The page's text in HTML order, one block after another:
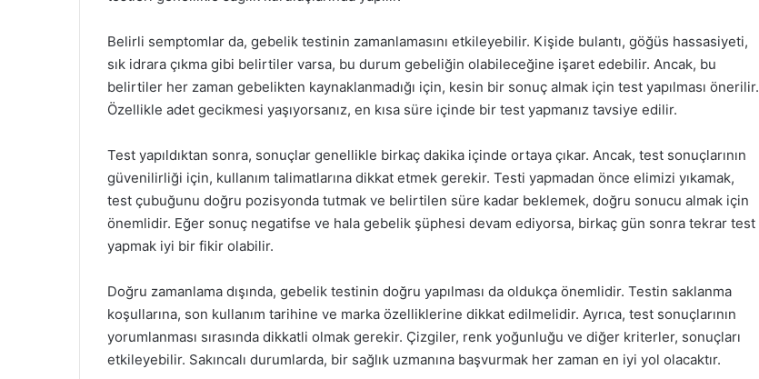
Belirli semptomlar da, gebelik testinin zamanlamasını etkileyebilir. Kişide bulantı, göğüs hassasiyeti,
sık idrara çıkma gibi belirtiler varsa, bu durum gebeliğin olabileceğine işaret edebilir. Ancak, bu
belirtiler her zaman gebelikten kaynaklanmadığı için, kesin bir sonuç almak için test yapılması önerilir.
Özellikle adet gecikmesi yaşıyorsanız, en kısa süre içinde bir test yapmanız tavsiye edilir.
Test yapıldıktan sonra, sonuçlar genellikle birkaç dakika içinde ortaya çıkar. Ancak, test sonuçlarının
güvenilirliği için, kullanım talimatlarına dikkat etmek gerekir. Testi yapmadan önce elimizi yıkamak,
test çubuğunu doğru pozisyonda tutmak ve belirtilen süre kadar beklemek, doğru sonucu almak için
önemlidir. Eğer sonuç negatifse ve hala gebelik şüphesi devam ediyorsa, birkaç gün sonra tekrar test
yapmak iyi bir fikir olabilir.
Doğru zamanlama dışında, gebelik testinin doğru yapılması da oldukça önemlidir. Testin saklanma
koşullarına, son kullanım tarihine ve marka özelliklerine dikkat edilmelidir. Ayrıca, test sonuçlarının
yorumlanması sırasında dikkatli olmak gerekir. Çizgiler, renk yoğunluğu ve diğer kriterler, sonuçları
etkileyebilir. Sakıncalı durumlarda, bir sağlık uzmanına başvurmak her zaman en iyi yol olacaktır.